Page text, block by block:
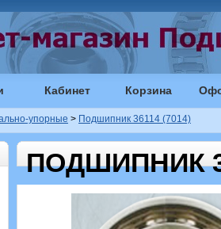
Кабинет Корзина
упорные > Подшипник 36114 (7014)
ПОДШИПНИК